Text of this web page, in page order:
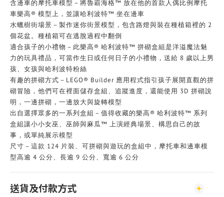
含邊車的摩托車模型－將魯霸海格™ 放在他的首款人偶比例摩托
車樂高® 模型上，並讓哈利波特™ 坐在邊車
水蠟樹街場景－製作迷你街景模型，包含路燈與裝在種植箱裡的 2
個花盆。種植箱可在逃脫過程中翻倒
適合孩子的小禮物－此樂高® 哈利波特™ 拼砌盒組是洋溢魔法魅
力的玩具禮品，可當作生日或任何日子的小禮物，送給 8 歲以上男
孩、女孩與哈利波特粉絲
有趣的拼砌方式－LEGO® Builder 應用程式指引孩子展開直觀的拼
砌冒險，他們可在裡面儲存盒組、追蹤進度，還能使用 3D 拼砌說
明，一邊拼砌，一邊放大與旋轉模型
出自選擇眾多的一系列盒組－值得收藏的樂高® 哈利波特™ 系列
盒組讓小小女巫、巫師與麻瓜™ 上演經典場景、構思自己的故
事，或單純展示模型
尺寸－這款 124 片裝、可拼砌與遊玩的盒組中，摩托車和邊車模
型高逾 4 公分、長逾 9 公分、寬逾 6 公分
送貨及付款方式